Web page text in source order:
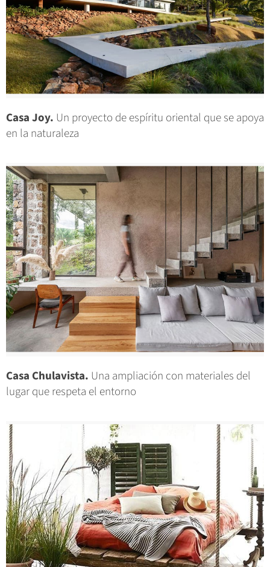
Casa Joy. Un proyecto de espíritu oriental que se apoya
en la naturaleza
Casa Chulavista. Una ampliación con materiales del
lugar que respeta el entorno